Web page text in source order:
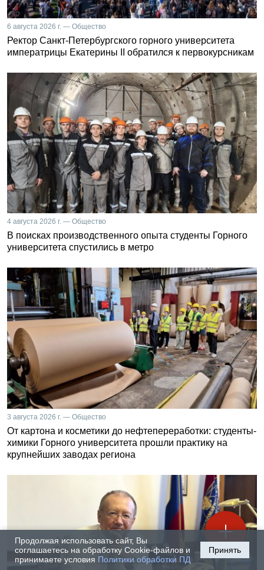
Продолжая использовать сайт, Вы
соглашаетесь на обработку Cookie-файлов и
принимаете условия Политики обработки ПД
Принять
6 августа 2026 г. — Общество
Ректор Санкт-Петербургского горного университета
императрицы Екатерины II обратился к первокурсникам
4 августа 2026 г. — Общество
В поисках производственного опыта студенты Горного
университета спустились в метро
3 августа 2026 г. — Общество
От картона и косметики до нефтепереработки: студенты-
химики Горного университета прошли практику на
крупнейших заводах региона